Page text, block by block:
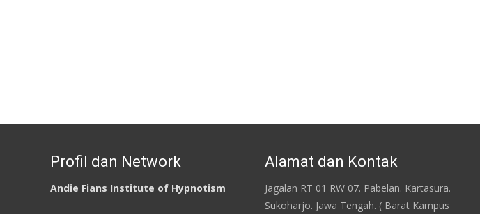
Profil dan Network
Andie Fians Institute of Hypnotism
Alamat dan Kontak
Jagalan RT 01 RW 07. Pabelan. Kartasura.
Sukoharjo. Jawa Tengah. ( Barat Kampus